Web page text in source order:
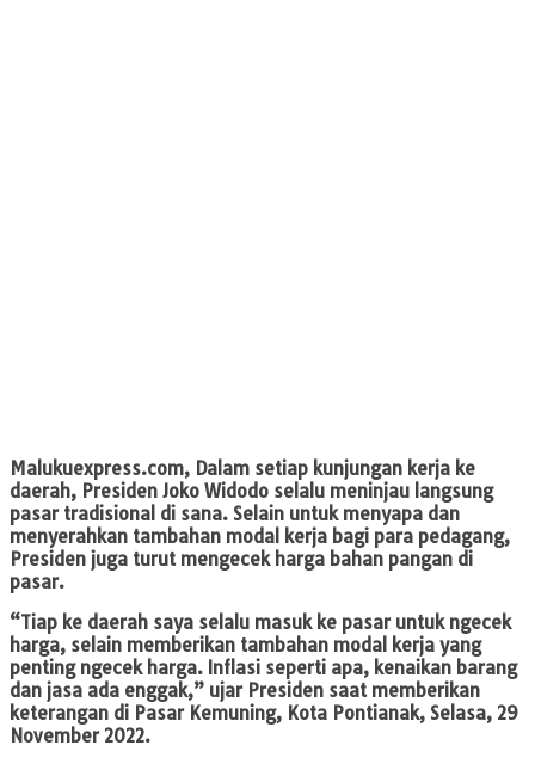
Malukuexpress.com, Dalam setiap kunjungan kerja ke
daerah, Presiden Joko Widodo selalu meninjau langsung
pasar tradisional di sana. Selain untuk menyapa dan
menyerahkan tambahan modal kerja bagi para pedagang,
Presiden juga turut mengecek harga bahan pangan di
pasar.
“Tiap ke daerah saya selalu masuk ke pasar untuk ngecek
harga, selain memberikan tambahan modal kerja yang
penting ngecek harga. Inflasi seperti apa, kenaikan barang
dan jasa ada enggak,” ujar Presiden saat memberikan
keterangan di Pasar Kemuning, Kota Pontianak, Selasa, 29
November 2022.